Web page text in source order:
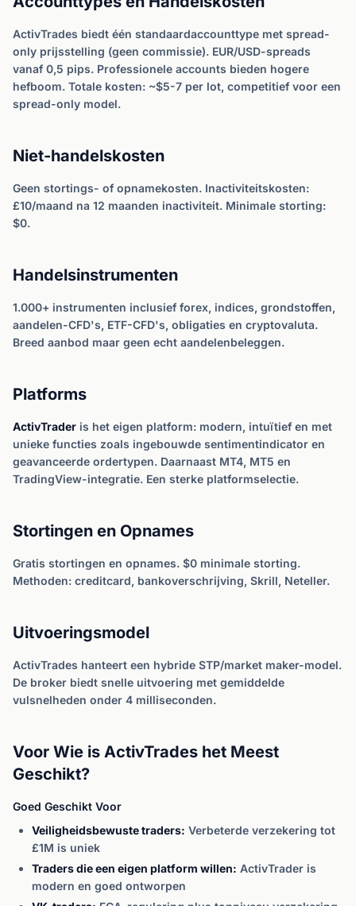
ActivTrades biedt één standaardaccounttype met spread-
only prijsstelling (geen commissie). EUR/USD-spreads
vanaf 0,5 pips. Professionele accounts bieden hogere
hefboom. Totale kosten: ~$5-7 per lot, competitief voor een
spread-only model.
Niet-handelskosten
Geen stortings- of opnamekosten. Inactiviteitskosten:
£10/maand na 12 maanden inactiviteit. Minimale storting:
$0.
Handelsinstrumenten
1.000+ instrumenten inclusief forex, indices, grondstoffen,
aandelen-CFD's, ETF-CFD's, obligaties en cryptovaluta.
Breed aanbod maar geen echt aandelenbeleggen.
Platforms
ActivTrader is het eigen platform: modern, intuïtief en met
unieke functies zoals ingebouwde sentimentindicator en
geavanceerde ordertypen. Daarnaast MT4, MT5 en
TradingView-integratie. Een sterke platformselectie.
Stortingen en Opnames
Gratis stortingen en opnames. $0 minimale storting.
Methoden: creditcard, bankoverschrijving, Skrill, Neteller.
Uitvoeringsmodel
ActivTrades hanteert een hybride STP/market maker-model.
De broker biedt snelle uitvoering met gemiddelde
vulsnelheden onder 4 milliseconden.
Voor Wie is ActivTrades het Meest
Geschikt?
Goed Geschikt Voor
Veiligheidsbewuste traders: Verbeterde verzekering tot
£1M is uniek
Traders die een eigen platform willen: ActivTrader is
modern en goed ontworpen